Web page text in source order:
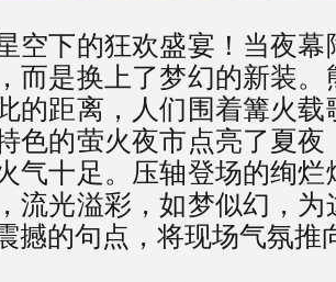
空下的狂欢盛宴！当夜
而是换上了梦幻的新装
的距离，人们围着篝火
色的萤火夜市点亮了夏
气十足。压轴登场的绚
流光溢彩，如梦似幻，
撼的句点，将现场气氛推